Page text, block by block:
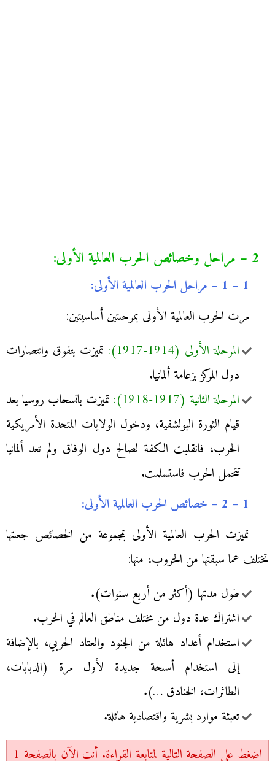
2 – مراحل وخصائص الحرب العالمية الأولى:
1 – 1 – مراحل الحرب العالمية الأولى:
مرت الحرب العالمية الأولى بمرحلتين أساسيتين:
المرحلة الأولى (1914-1917):
تميزت بتفوق وانتصارات
دول المركز بزعامة ألمانيا.
المرحلة الثانية (1917-1918):
تميزت بانسحاب روسيا بعد
قيام الثورة البولشفية، ودخول الولايات المتحدة الأمريكية
الحرب، فانقلبت الكفة لصالح دول الوفاق ولم تعد ألمانيا
تتحمل الحرب فاستسلمت.
1 – 2 – خصائص الحرب العالمية الأولى:
تميزت الحرب العالمية الأولى بمجموعة من الخصائص جعلتها
تختلف عما سبقتها من الحروب، منها:
طول مدتها (أكثر من أربع سنوات).
اشتراك عدة دول من مختلف مناطق العالم في الحرب.
استخدام أعداد هائلة من الجنود والعتاد الحربي، بالإضافة
إلى استخدام أسلحة جديدة لأول مرة (الدبابات،
الطائرات، الخنادق …).
تعبئة موارد بشرية واقتصادية هائلة.
اضغط على الصفحة التالية لمتابعة القراءة. أنت الآن بالصفحة 1